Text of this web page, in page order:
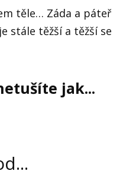
těle… Záda a páteř
stále těžší a těžší se
jak...